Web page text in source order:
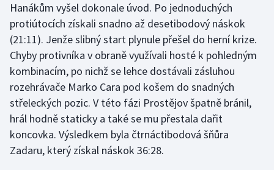
Házená
Jezdectví
Judo
Krasobruslení
Lezení
Lyže a snowboard
Hanákům vyšel dokonale úvod. Po jednoduchých
protiútocích získali snadno až desetibodový náskok
(21:11). Jenže slibný start plynule přešel do herní krize.
Chyby protivníka v obraně využívali hosté k pohledným
kombinacím, po nichž se lehce dostávali zásluhou
rozehrávače Marko Cara pod košem do snadných
střeleckých pozic. V této fázi Prostějov špatně bránil,
hrál hodně staticky a také se mu přestala dařit
koncovka. Výsledkem byla čtrnáctibodová šňůra
Zadaru, který získal náskok 36:28.